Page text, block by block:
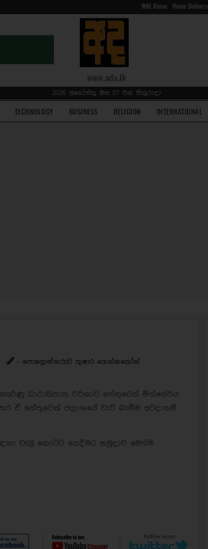
WNL Home Home Delivery
www.ada.lk
2026 අගෝස්තු මස 07 වන සිකුරාදා
TECHNOLOGY BUSINESS RELIGION INTERNATIONAL
- පොලොන්නරුව තුෂාර තෙන්නකෝන්
ධාරානිපාත වර්ශාව හේතුවෙන් මින්නේරිය
ඒ හේතුවෙන් ජලාශයේ වැව් බැම්ම අවදානම්
වැලි කොට්ට යෙදීමට හමුදාව මෙන්ම